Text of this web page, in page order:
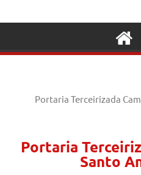
Portaria Terceirizada
Portaria
Santo